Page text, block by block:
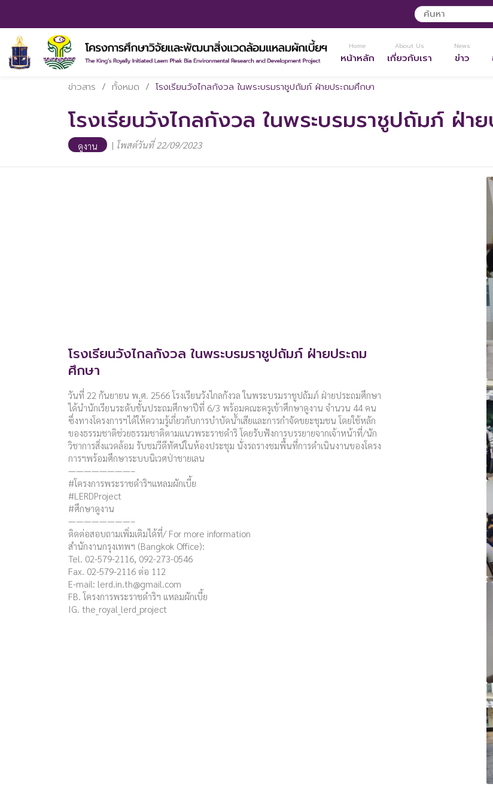
Home
หน้าหลัก
About Us
เกี่ยวกับเรา
News
ข่าว
ข่าวสาร / ทั้งหมด / โรงเรียนวังไกลกังวล ในพระบรมราชูปถัมภ์ ฝ่ายประถมศึกษา
โรงเรียนวังไกลกังวล ในพระบรมราชูปถัมภ์ ฝ่า
ดูงาน | โพสต์วันที่ 22/09/2023
โรงเรียนวังไกลกังวล ในพระบรมราชูปถัมภ์ ฝ่ายประถม
ศึกษา
วันที่ 22 กันยายน พ.ศ. 2566 โรงเรียนวังไกลกังวล ในพระบรมราชูปถัมภ์ ฝ่ายประถมศึกษา
ได้นำนักเรียนระดับชั้นประถมศึกษาปีที่ 6/3 พร้อมคณะครูเข้าศึกษาดูงาน จำนวน 44 คน
ซึ่งทางโครงการฯได้ให้ความรู้เกี่ยวกับการบำบัดน้ำเสียและการกำจัดขยะชุมชน โดยใช้หลัก
ของธรรมชาติช่วยธรรมชาติตามแนวพระราชดำริ โดยรับฟังการบรรยายจากเจ้าหน้าที่/นัก
วิชาการสิ่งแวดล้อม รับชมวีดีทัศน์ในห้องประชุม นั่งรถรางชมพื้นที่การดำเนินงานของโครง
การฯพร้อมศึกษาระบบนิเวศป่าชายเลน
————————–
#โครงการพระราชดำริฯแหลมผักเบี้ย
#LERDProject
#ศึกษาดูงาน
————————–
ติดต่อสอบถามเพิ่มเติมได้ที่/ For more information
สำนักงานกรุงเทพฯ (Bangkok Office):
Tel. 02-579-2116, 092-273-0546
Fax. 02-579-2116 ต่อ 112
E-mail: lerd.in.th@gmail.com
FB. โครงการพระราชดำริฯ แหลมผักเบี้ย
IG. the_royal_lerd_project